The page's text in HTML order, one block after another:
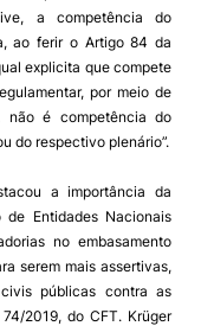
a competência do
ao ferir o Artigo 84 da
explicita que compete
por meio de
é competência do
do respectivo plenário”.
Entidades Nacionais
no embasamento
serem mais assertivas,
públicas contra as
2019, do CFT. Krüger